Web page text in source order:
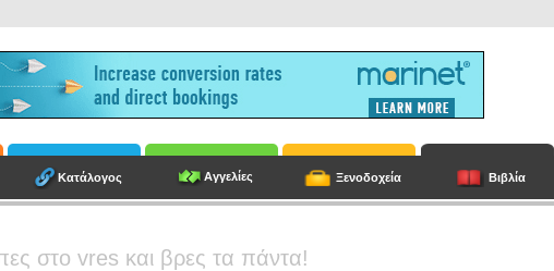
Κατάλογος Αγγελίες Ξενοδοχεία Βιβλία
στο vres και βρες τα πάντα!